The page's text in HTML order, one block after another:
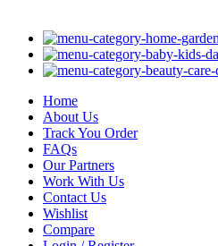
Home
About Us
Track You Order
FAQs
Our Partners
Work With Us
Contact Us
Wishlist
Compare